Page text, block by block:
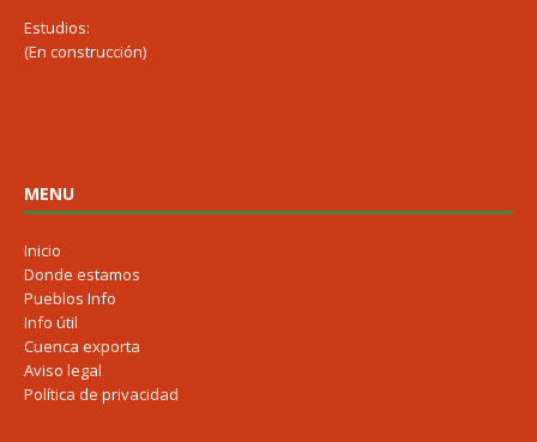
Estudios:
(En construcción)
MENU
Inicio
Donde estamos
Pueblos Info
Info útil
Cuenca exporta
Aviso legal
Política de privacidad